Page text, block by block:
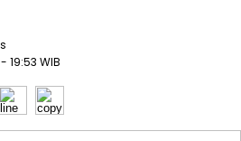
- 19:53 WIB